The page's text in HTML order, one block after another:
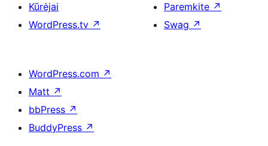
Kūrėjai
WordPress.tv ↗
Paremkite ↗
Swag ↗
WordPress.com ↗
Matt ↗
bbPress ↗
BuddyPress ↗